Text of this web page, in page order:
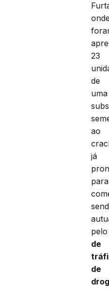
23
de
uma
ao
já
para
de
de